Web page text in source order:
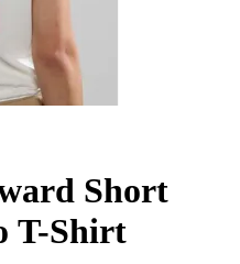
Short
T-Shirt